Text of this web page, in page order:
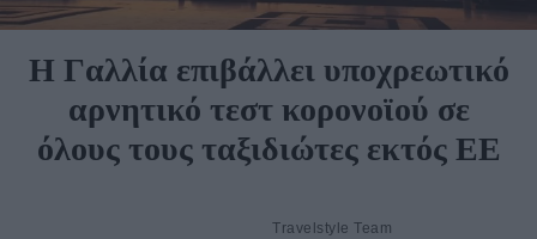
Η Γαλλία επιβάλλει υποχρεωτικό
αρνητικό τεστ κορονοϊού σε
όλους τους ταξιδιώτες εκτός ΕΕ
Travelstyle Team